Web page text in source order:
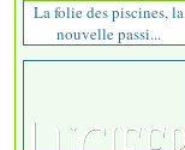
La folie des piscines, la
nouvelle passi...